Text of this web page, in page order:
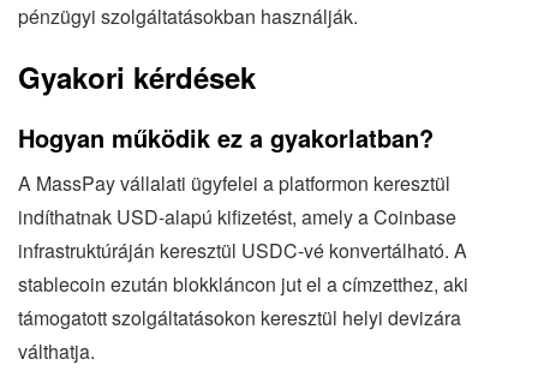
pénzügyi szolgáltatásokban használják.
Gyakori kérdések
Hogyan működik ez a gyakorlatban?
A MassPay vállalati ügyfelei a platformon keresztül
indíthatnak USD-alapú kifizetést, amely a Coinbase
infrastruktúráján keresztül USDC-vé konvertálható. A
stablecoin ezután blokkláncon jut el a címzetthez, aki
támogatott szolgáltatásokon keresztül helyi devizára
válthatja.